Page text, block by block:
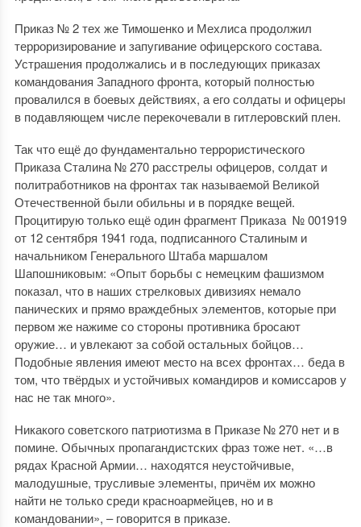
Приказ № 2 тех же Тимошенко и Мехлиса продолжил
терроризирование и запугивание офицерского состава.
Устрашения продолжались и в последующих приказах
командования Западного фронта, который полностью
провалился в боевых действиях, а его солдаты и офицеры
в подавляющем числе перекочевали в гитлеровский плен.
Так что ещё до фундаментально террористического
Приказа Сталина № 270 расстрелы офицеров, солдат и
политработников на фронтах так называемой Великой
Отечественной были обильны и в порядке вещей.
Процитирую только ещё один фрагмент Приказа № 001919
от 12 сентября 1941 года, подписанного Сталиным и
начальником Генерального Штаба маршалом
Шапошниковым: «Опыт борьбы с немецким фашизмом
показал, что в наших стрелковых дивизиях немало
панических и прямо враждебных элементов, которые при
первом же нажиме со стороны противника бросают
оружие… и увлекают за собой остальных бойцов…
Подобные явления имеют место на всех фронтах… беда в
том, что твёрдых и устойчивых командиров и комиссаров у
нас не так много».
Никакого советского патриотизма в Приказе № 270 нет и в
помине. Обычных пропагандистских фраз тоже нет. «…в
рядах Красной Армии… находятся неустойчивые,
малодушные, трусливые элементы, причём их можно
найти не только среди красноармейцев, но и в
командовании», – говорится в приказе.